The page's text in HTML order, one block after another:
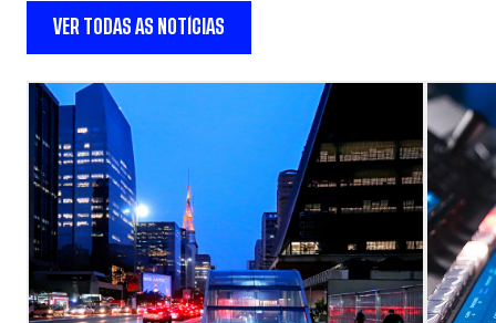
VER TODAS AS NOTÍCIAS